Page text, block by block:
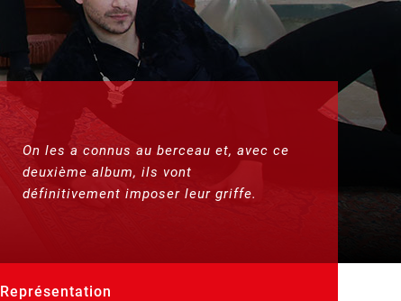
On les a connus au berceau et, avec ce
deuxième album, ils vont
définitivement imposer leur griffe.
Représentation